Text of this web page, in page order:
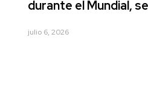
durante el Mundial,
julio 6, 2026